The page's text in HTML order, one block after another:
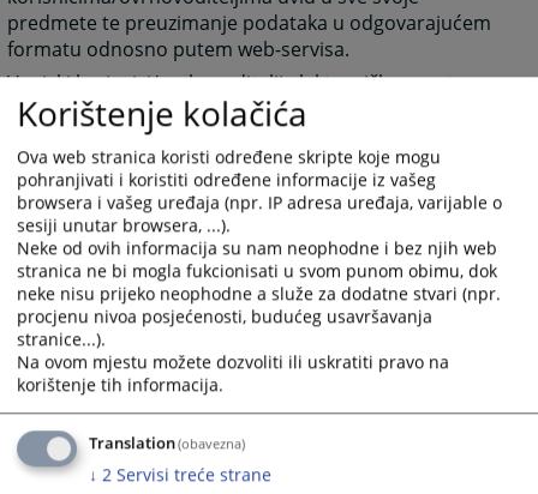
predmete te preuzimanje podataka u odgovarajućem
formatu odnosno putem web-servisa.
Vanjski korisnici/ovrhovoditelji elektroničkog sustava
pristupaju SOKOP Mal sustavu putem sigurne internet
konekcije i njihova identifikacija se vrši temeljem
korisničkog imena i lozinke kao i dodatne
autentifikacije na osnovu elektroničke potvrde.
Tehničke pretpostavke za korištenje sustava su:
Kvalificirana elektronička potvrda čija je validnost
priznata u BiH u skladu sa članom 24. stavka 1.
Zakona o elektroničkom potpisu Bosne i
Hercegovine („Službeni glasnik Bosne i
Hercegovine“, broj 91/06) i
Internet konekcija (preporučena je minimalna
brzina od 1 Mbps).
Svi podnesci vanjskih korisnika poslani putem
elektroničkog sustava moraju zadovoljavati tehničke
Korištenje kolačića
Ova web stranica koristi određene skripte koje mogu
pohranjivati i koristiti određene informacije iz vašeg
browsera i vašeg uređaja (npr. IP adresa uređaja, varijable o
sesiji unutar browsera, ...).
Neke od ovih informacija su nam neophodne i bez njih web
stranica ne bi mogla fukcionisati u svom punom obimu, dok
neke nisu prijeko neophodne a služe za dodatne stvari (npr.
procjenu nivoa posjećenosti, budućeg usavršavanja
stranice...).
Na ovom mjestu možete dozvoliti ili uskratiti pravo na
korištenje tih informacija.
Translation(obavezna)
↓ 2 Servisi treće strane